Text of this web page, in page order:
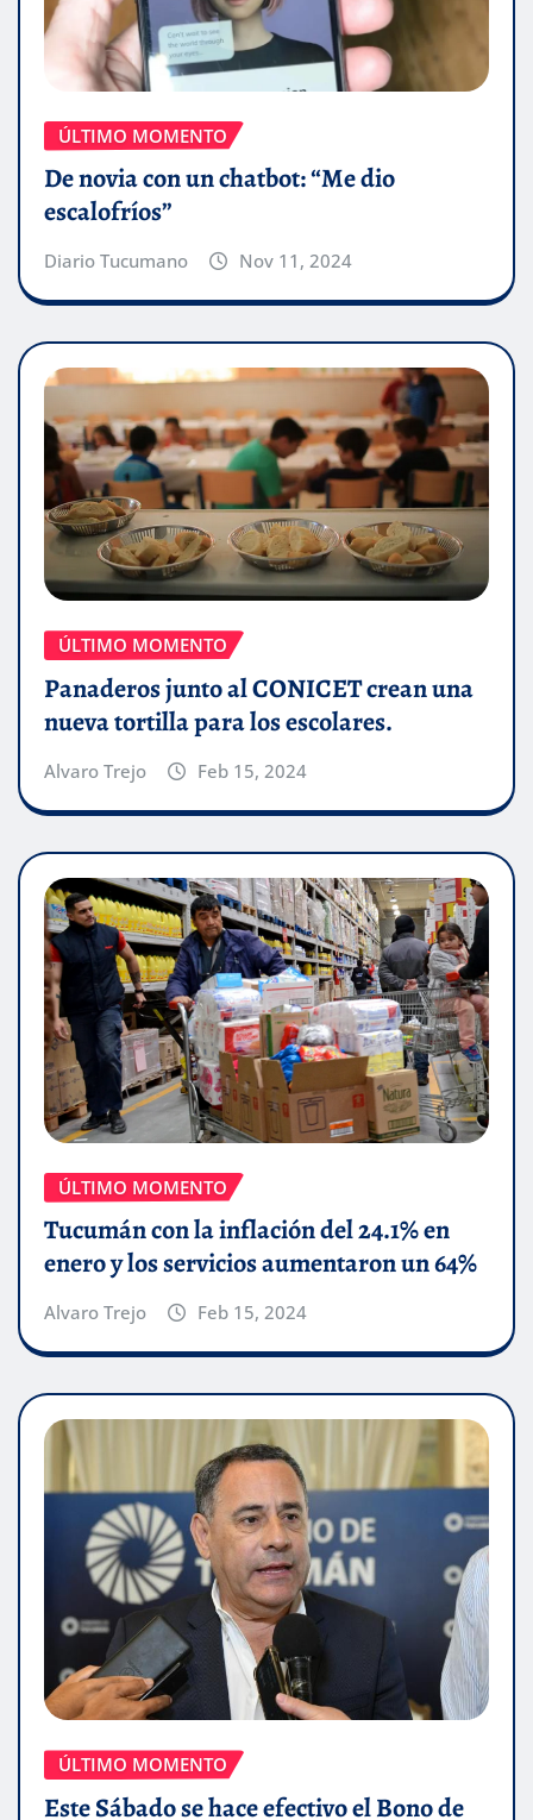
ÚLTIMO MOMENTO
De novia con un chatbot: “Me dio
escalofríos”
Diario Tucumano Nov 11, 2024
ÚLTIMO MOMENTO
Panaderos junto al CONICET crean una
nueva tortilla para los escolares.
Alvaro Trejo Feb 15, 2024
ÚLTIMO MOMENTO
Tucumán con la inflación del 24.1% en
enero y los servicios aumentaron un 64%
Alvaro Trejo Feb 15, 2024
ÚLTIMO MOMENTO
Este Sábado se hace efectivo el Bono de